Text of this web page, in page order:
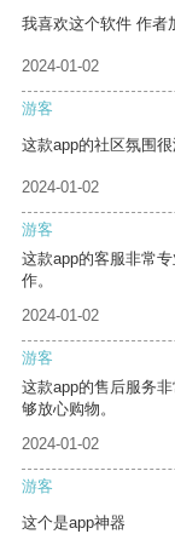
我喜欢这个软件 作者
2024-01-02
游客
这款app的社区氛围
2024-01-02
游客
这款app的客服非常
作。
2024-01-02
游客
这款app的售后服务
够放心购物。
2024-01-02
游客
这个是app神器